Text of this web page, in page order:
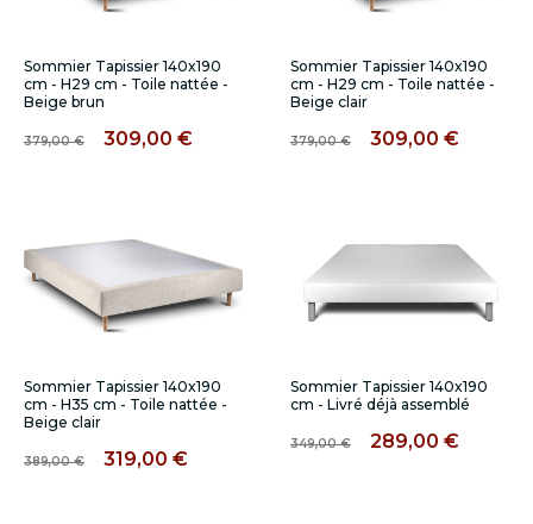
Sommier Tapissier 140x190
cm - H29 cm - Toile nattée -
Beige brun
379,00 € 309,00 €
Sommier Tapissier 140x190
cm - H29 cm - Toile nattée -
Beige clair
379,00 € 309,00 €
Sommier Tapissier 140x190
cm - H35 cm - Toile nattée -
Beige clair
389,00 € 319,00 €
Sommier Tapissier 140x190
cm - Livré déjà assemblé
349,00 € 289,00 €